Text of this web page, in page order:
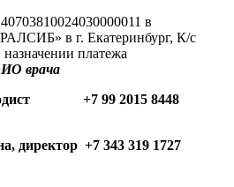
в
в г. Екатеринбург, К/с
платежа
врача
+7 99 2015 8448
директор +7 343 319 1727